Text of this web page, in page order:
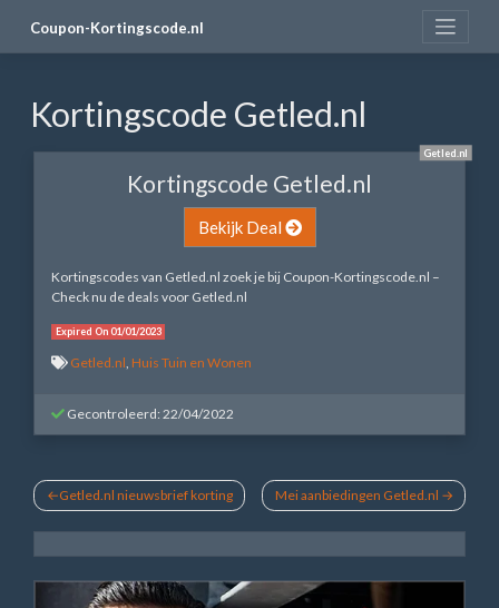
Coupon-Kortingscode.nl
Kortingscode Getled.nl
Getled.nl
Kortingscode Getled.nl
Bekijk Deal
Kortingscodes van Getled.nl zoek je bij Coupon-Kortingscode.nl –
Check nu de deals voor Getled.nl
Expired On 01/01/2023
Getled.nl Huis Tuin en Wonen
Gecontroleerd: 22/04/2022
Bericht
navigatie
Getled.nl nieuwsbrief korting Mei aanbiedingen Getled.nl